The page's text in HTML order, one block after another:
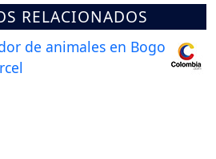
RELACIONADOS